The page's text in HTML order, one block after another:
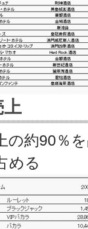
上
の約90％
める